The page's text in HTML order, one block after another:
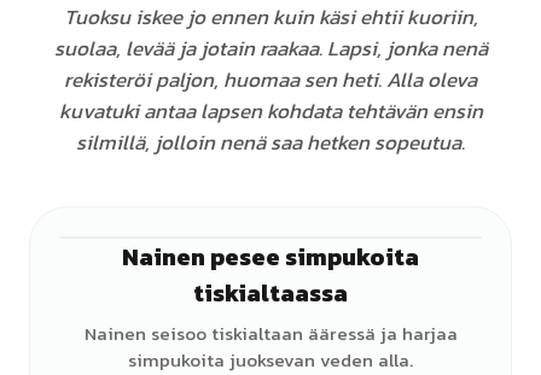
Tuoksu iskee jo ennen kuin käsi ehtii kuoriin,
suolaa, levää ja jotain raakaa. Lapsi, jonka nenä
rekisteröi paljon, huomaa sen heti. Alla oleva
kuvatuki antaa lapsen kohdata tehtävän ensin
silmillä, jolloin nenä saa hetken sopeutua.
Nainen pesee simpukoita
tiskialtaassa
Nainen seisoo tiskialtaan ääressä ja harjaa
simpukoita juoksevan veden alla.